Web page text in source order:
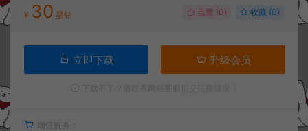
¥ 30 星钻 点赞 (0) 收藏 (0)
立即下载 升级会员
增值服务：